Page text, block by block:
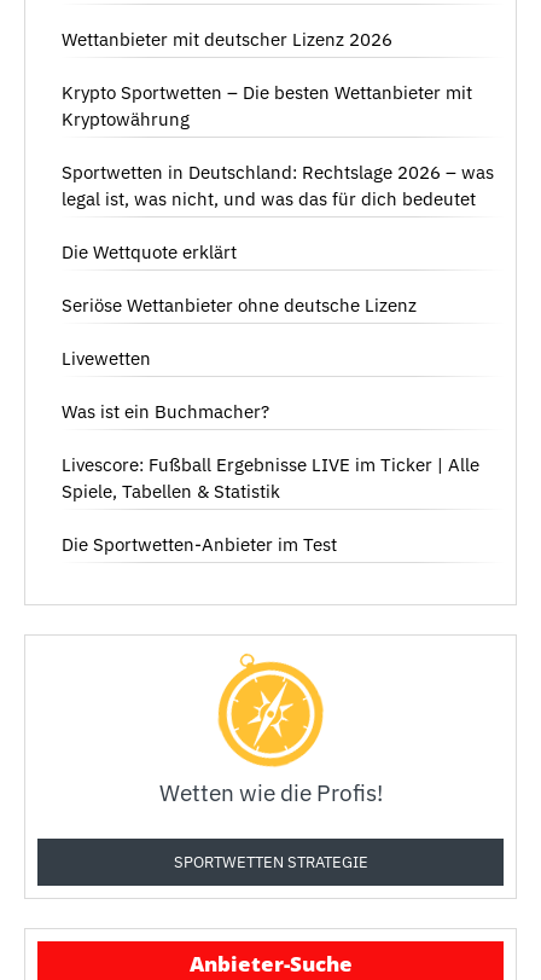
Wettanbieter mit deutscher Lizenz 2026
Krypto Sportwetten – Die besten Wettanbieter mit
Kryptowährung
Sportwetten in Deutschland: Rechtslage 2026 – was
legal ist, was nicht, und was das für dich bedeutet
Die Wettquote erklärt
Seriöse Wettanbieter ohne deutsche Lizenz
Livewetten
Was ist ein Buchmacher?
Livescore: Fußball Ergebnisse LIVE im Ticker | Alle
Spiele, Tabellen & Statistik
Die Sportwetten-Anbieter im Test
Wetten wie die Profis!
SPORTWETTEN STRATEGIE
Anbieter-Suche